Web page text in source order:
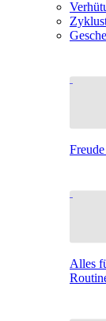
Alles